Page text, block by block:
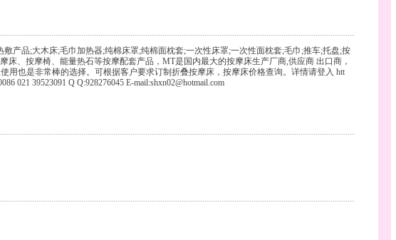
产品;大木床;毛巾加热器;纯棉床罩;纯棉面枕套;一次性床罩;一次性面枕套;毛巾;推车;托盘;按
、按摩椅、能量热石等按摩配套产品，MT是国内最大的按摩床生产厂商,供应商 出口商，
也是非常棒的选择。可根据客户要求订制折叠按摩床，按摩床价格查询。详情请登入 htt
021 39523091 Q Q:928276045 E-mail:shxn02@hotmail.com